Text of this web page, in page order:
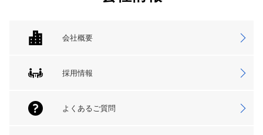
会社概要
採用情報
よくあるご質問